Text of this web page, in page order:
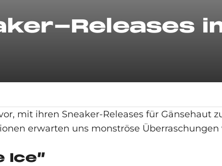
Releases
mit ihren Sneaker-Releases für Gänsehaut
erwarten uns monströse Überraschungen
Ice”